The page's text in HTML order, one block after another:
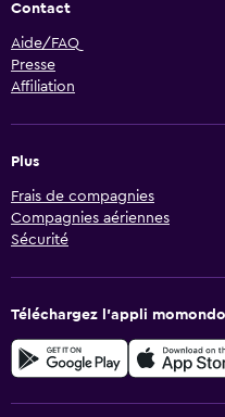
Contact
Aide/FAQ
Presse
Affiliation
Plus
Frais de compagnies
Compagnies aériennes
Sécurité
Téléchargez l’appli momondo